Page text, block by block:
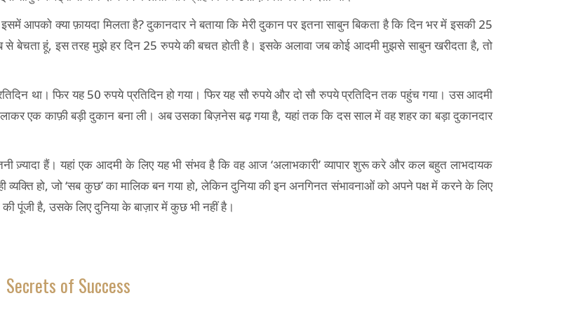
आपको क्या फ़ायदा मिलता है? दुकानदार ने बताया कि मेरी दुकान पर इतना साबुन बिकता है कि दिन भर में इसकी 25
से बेचता हूं, इस तरह मुझे हर दिन 25 रुपये की बचत होती है। इसके अलावा जब कोई आदमी मुझसे साबुन खरीदता है, तो
था। फिर यह 50 रुपये प्रतिदिन हो गया। फिर यह सौ रुपये और दो सौ रुपये प्रतिदिन तक पहुंच गया। उस आदमी
एक काफ़ी बड़ी दुकान बना ली। अब उसका बिज़नेस बढ़ गया है, यहां तक कि दस साल में वह शहर का बड़ा दुकानदार
ज़्यादा हैं। यहां एक आदमी के लिए यह भी संभव है कि वह आज ‘अलाभकारी’ व्यापार शुरू करे और कल बहुत लाभदायक
हो, जो ‘सब कुछ’ का मालिक बन गया हो, लेकिन दुनिया की इन अनगिनत संभावनाओं को अपने पक्ष में करने के लिए
पूंजी है, उसके लिए दुनिया के बाज़ार में कुछ भी नहीं है।
Secrets of Success